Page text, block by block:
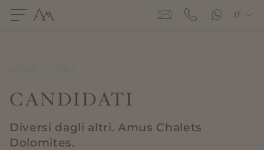
IT
CANDIDATI
Diversi dagli altri. Amus Chalets
Dolomites.